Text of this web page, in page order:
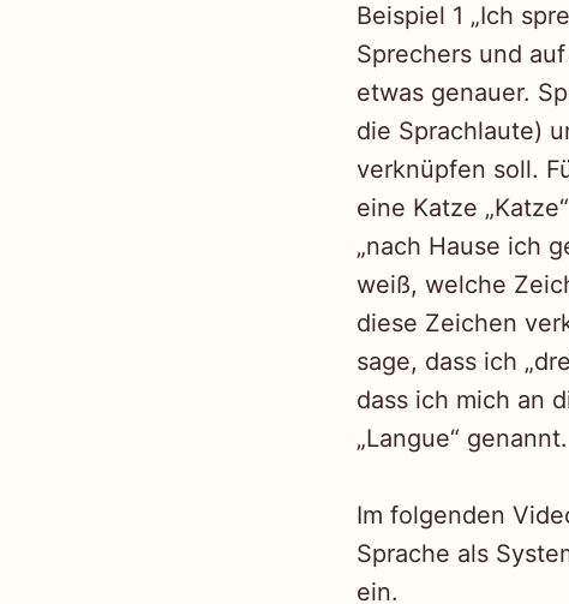
Beispiel 1 „Ich
Sprechers und
etwas genauer.
die Sprachlaute)
verknüpfen soll.
eine Katze
„nach Hause ich
weiß, welche
diese Zeichen
sage, dass ich
dass ich mich an
„Langue“ genannt.
Im folgenden
Sprache als
ein.